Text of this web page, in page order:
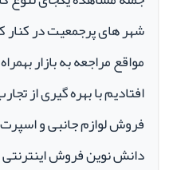
شهر های پرجمعیت در کنار
مواقع مراجعه به بازار
افتادیم با بهره گیری از
دانش نوین فروش اینترنتی